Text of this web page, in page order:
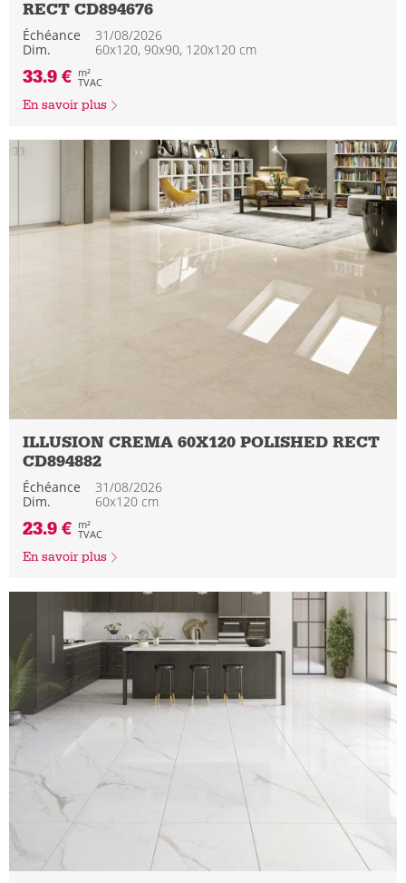
RECT CD894676
Échéance
31/08/2026
Dim.
60x120, 90x90, 120x120 cm
33.9 € m²
TVAC
En savoir plus
ILLUSION CREMA 60X120 POLISHED RECT
CD894882
Échéance
31/08/2026
Dim.
60x120 cm
23.9 € m²
TVAC
En savoir plus